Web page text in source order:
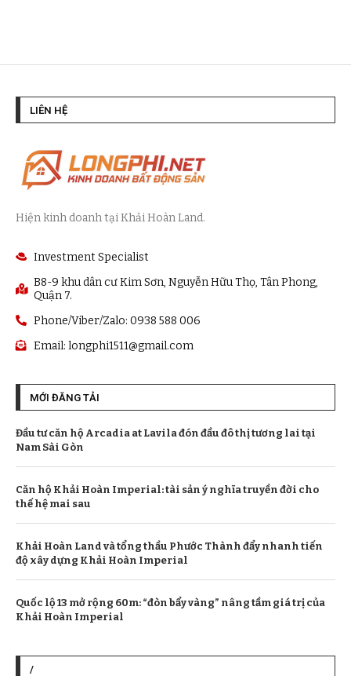
LIÊN HỆ
Hiện kinh doanh tại Khải Hoàn Land.
Investment Specialist
B8-9 khu dân cư Kim Sơn, Nguyễn Hữu Thọ, Tân Phong,
Quận 7.
Phone/Viber/Zalo: 0938 588 006
Email: longphi1511@gmail.com
MỚI ĐĂNG TẢI
Đầu tư căn hộ Arcadia at Lavila đón đầu đô thị tương lai tại
Nam Sài Gòn
Căn hộ Khải Hoàn Imperial: tài sản ý nghĩa truyền đời cho
thế hệ mai sau
Khải Hoàn Land và tổng thầu Phước Thành đẩy nhanh tiến
độ xây dựng Khải Hoàn Imperial
Quốc lộ 13 mở rộng 60m: “đòn bẩy vàng” nâng tầm giá trị của
Khải Hoàn Imperial
/